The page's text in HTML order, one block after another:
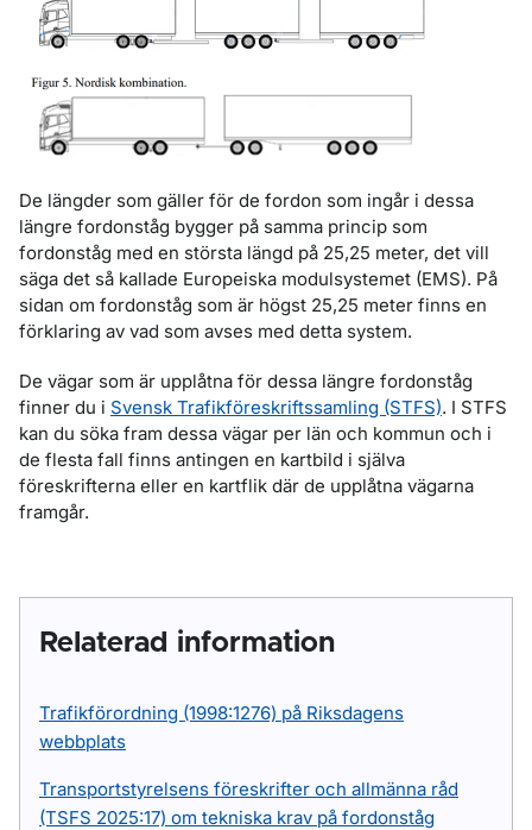
De längder som gäller för de fordon som ingår i dessa
längre fordonståg bygger på samma princip som
fordonståg med en största längd på 25,25 meter, det vill
säga det så kallade Europeiska modulsystemet (EMS). På
sidan om fordonståg som är högst 25,25 meter finns en
förklaring av vad som avses med detta system.
De vägar som är upplåtna för dessa längre fordonståg
finner du i Svensk Trafikföreskriftssamling (STFS). I STFS
kan du söka fram dessa vägar per län och kommun och i
de flesta fall finns antingen en kartbild i själva
föreskrifterna eller en kartflik där de upplåtna vägarna
framgår.
Relaterad information
Trafikförordning (1998:1276) på Riksdagens
webbplats
Transportstyrelsens föreskrifter och allmänna råd
(TSFS 2025:17) om tekniska krav på fordonståg